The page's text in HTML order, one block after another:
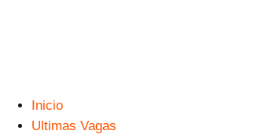
Inicio
Ultimas Vagas